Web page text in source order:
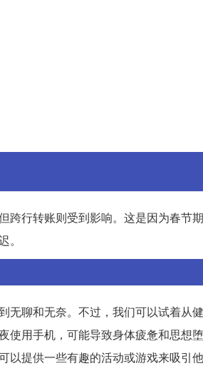
行转账则受到影响。这是因为春节
聊和无奈。不过，我们可以试着从
用手机，可能导致身体疲惫和思想
提供一些有趣的活动或游戏来吸引